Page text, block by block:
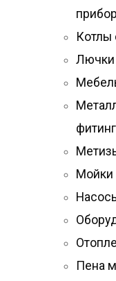
Котлы
Лючки
Мойки
Пена